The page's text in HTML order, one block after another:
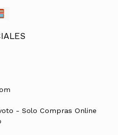
- Solo Compras Online